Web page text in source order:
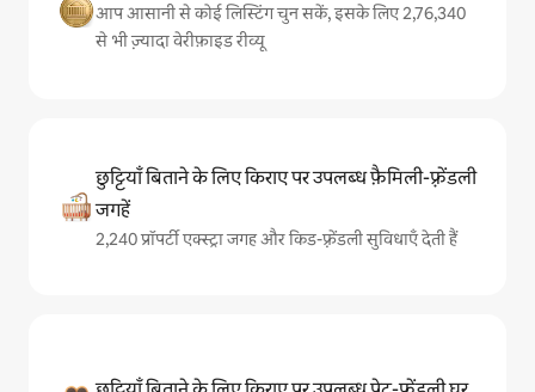
आप आसानी से कोई लिस्टिंग चुन सकें, इसके लिए 2,76,340
से भी ज़्यादा वेरीफ़ाइड रीव्यू
छुट्टियाँ बिताने के लिए किराए पर उपलब्ध फ़ैमिली-फ़्रेंडली
जगहें
2,240 प्रॉपर्टी एक्स्ट्रा जगह और किड-फ़्रेंडली सुविधाएँ देती हैं